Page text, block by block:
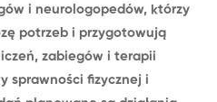
i neurologopedów, którzy
potrzeb i przygotowują
zabiegów i terapii
sprawności fizycznej i